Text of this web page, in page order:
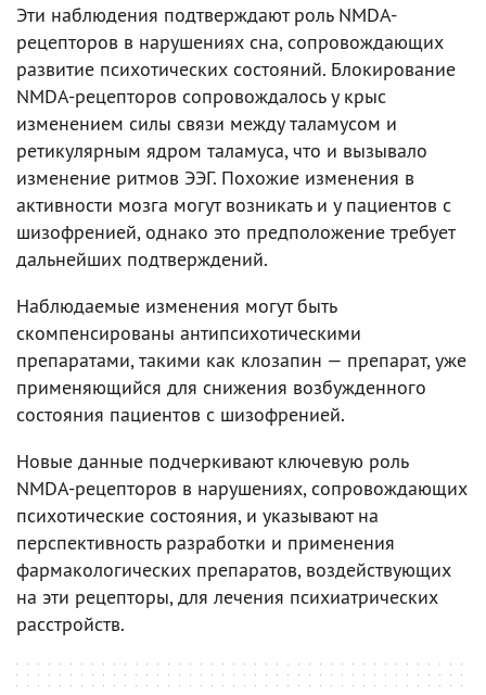
Эти наблюдения подтверждают роль NMDA-
рецепторов в нарушениях сна, сопровождающих
развитие психотических состояний. Блокирование
NMDA-рецепторов сопровождалось у крыс
изменением силы связи между таламусом и
ретикулярным ядром таламуса, что и вызывало
изменение ритмов ЭЭГ. Похожие изменения в
активности мозга могут возникать и у пациентов с
шизофренией, однако это предположение требует
дальнейших подтверждений.
Наблюдаемые изменения могут быть
скомпенсированы антипсихотическими
препаратами, такими как клозапин — препарат, уже
применяющийся для снижения возбужденного
состояния пациентов с шизофренией.
Новые данные подчеркивают ключевую роль
NMDA-рецепторов в нарушениях, сопровождающих
психотические состояния, и указывают на
перспективность разработки и применения
фармакологических препаратов, воздействующих
на эти рецепторы, для лечения психиатрических
расстройств.